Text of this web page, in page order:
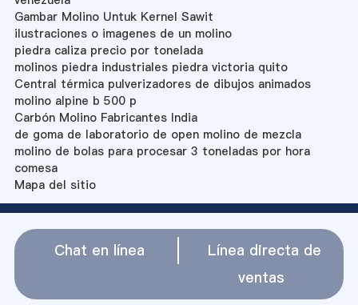
Gambar Molino Untuk Kernel Sawit
ilustraciones o imagenes de un molino
piedra caliza precio por tonelada
molinos piedra industriales piedra victoria quito
Central térmica pulverizadores de dibujos animados
molino alpine b 500 p
Carbón Molino Fabricantes India
de goma de laboratorio de open molino de mezcla
molino de bolas para procesar 3 toneladas por hora
comesa
Mapa del sitio
Chat en línea
Línea directa de
ventas